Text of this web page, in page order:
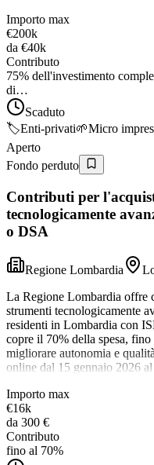
Importo max
€200k
da €40k
Contributo
75% dell'investimento
di…
Scaduto
🏷️Enti-privati🌱Micro
Aperto
Fondo perduto
Contributi per
tecnologicamente
o DSA
Regione Lombardia
La Regione Lombardia offre
strumenti tecnologicamente
residenti in Lombardia con
copre il 70% della spesa,
migliorare autonomia e
online dal 15 gennaio 2026
Importo max
€16k
da 300 €
Contributo
fino al 70%